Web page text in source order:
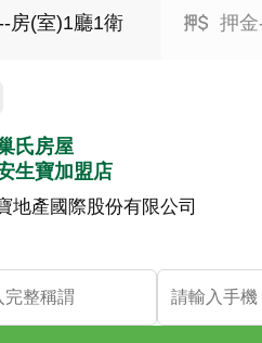
房(室)1廳1衛 押金
氏房屋
生寶加盟店
地產國際股份有限公司